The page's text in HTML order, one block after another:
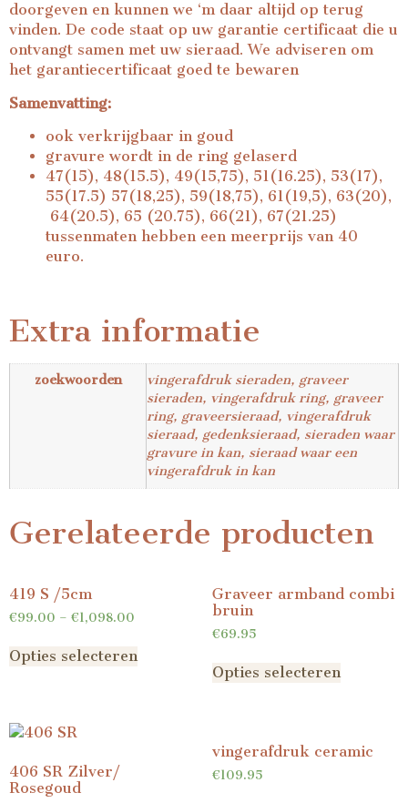
doorgeven en kunnen we ‘m daar altijd op terug
vinden. De code staat op uw garantie certificaat die u
ontvangt samen met uw sieraad. We adviseren om
het garantiecertificaat goed te bewaren
Samenvatting:
ook verkrijgbaar in goud
gravure wordt in de ring gelaserd
47(15), 48(15.5), 49(15,75), 51(16.25), 53(17),
55(17.5) 57(18,25), 59(18,75), 61(19,5), 63(20),
64(20.5), 65 (20.75), 66(21), 67(21.25)
tussenmaten hebben een meerprijs van 40
euro.
Extra informatie
zoekwoorden
vingerafdruk sieraden, graveer
sieraden, vingerafdruk ring, graveer
ring, graveersieraad, vingerafdruk
sieraad, gedenksieraad, sieraden waar
gravure in kan, sieraad waar een
vingerafdruk in kan
Gerelateerde producten
419 S /5cm
€99.00 – €1,098.00
Opties selecteren
Graveer armband combi
bruin
€69.95
Opties selecteren
406 SR Zilver/
Rosegoud
vingerafdruk ceramic
€109.95